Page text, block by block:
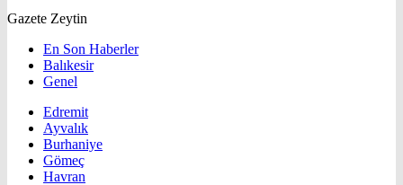
Gazete Zeytin
En Son Haberler
Balıkesir
Genel
Edremit
Ayvalık
Burhaniye
Gömeç
Havran